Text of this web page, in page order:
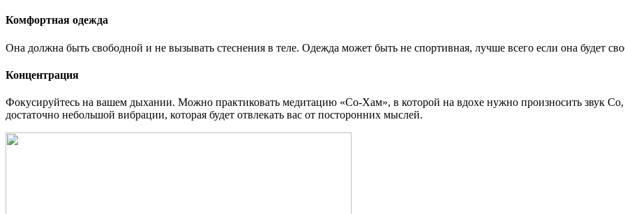
Комфортная одежда
Она должна быть свободной и не вызывать стеснения в теле. Одежда может быть не спортивная, лучше всего если она будет
Концентрация
Фокусируйтесь на вашем дыхании. Можно практиковать медитацию «Со-Хам», в которой на вдохе нужно произносить звук
достаточно небольшой вибрации, которая будет отвлекать вас от посторонних мыслей.